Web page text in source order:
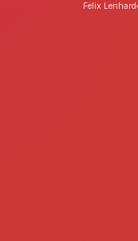
Felix Lenhard